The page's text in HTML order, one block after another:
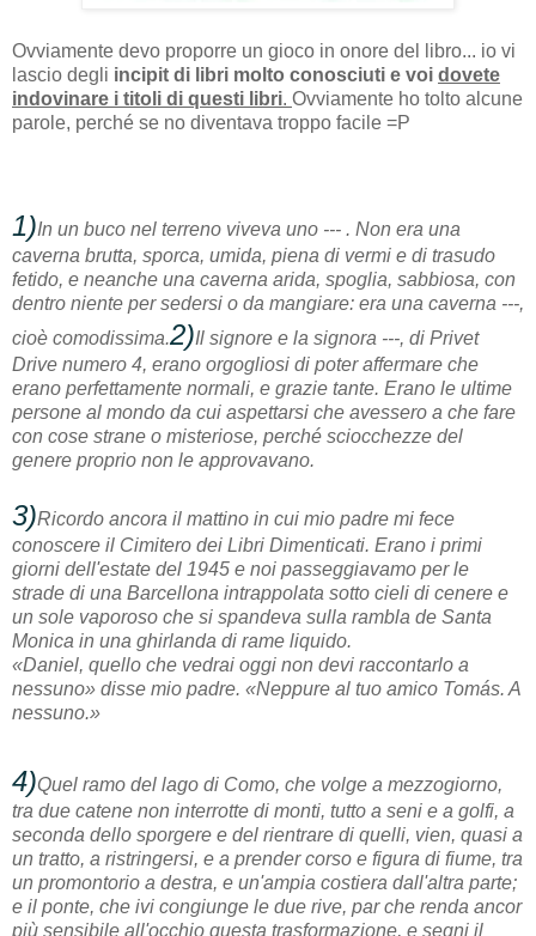
Ovviamente devo proporre un gioco in onore del libro... io vi
lascio degli incipit di libri molto conosciuti e voi dovete
indovinare i titoli di questi libri. Ovviamente ho tolto alcune
parole, perché se no diventava troppo facile =P
1)In un buco nel terreno viveva uno --- . Non era una
caverna brutta, sporca, umida, piena di vermi e di trasudo
fetido, e neanche una caverna arida, spoglia, sabbiosa, con
dentro niente per sedersi o da mangiare: era una caverna ---,
cioè comodissima.2)Il signore e la signora ---, di Privet
Drive numero 4, erano orgogliosi di poter affermare che
erano perfettamente normali, e grazie tante. Erano le ultime
persone al mondo da cui aspettarsi che avessero a che fare
con cose strane o misteriose, perché sciocchezze del
genere proprio non le approvavano.
3)Ricordo ancora il mattino in cui mio padre mi fece
conoscere il Cimitero dei Libri Dimenticati. Erano i primi
giorni dell'estate del 1945 e noi passeggiavamo per le
strade di una Barcellona intrappolata sotto cieli di cenere e
un sole vaporoso che si spandeva sulla rambla de Santa
Monica in una ghirlanda di rame liquido.
«Daniel, quello che vedrai oggi non devi raccontarlo a
nessuno» disse mio padre. «Neppure al tuo amico Tomás. A
nessuno.»
4)Quel ramo del lago di Como, che volge a mezzogiorno,
tra due catene non interrotte di monti, tutto a seni e a golfi, a
seconda dello sporgere e del rientrare di quelli, vien, quasi a
un tratto, a ristringersi, e a prender corso e figura di fiume, tra
un promontorio a destra, e un'ampia costiera dall'altra parte;
e il ponte, che ivi congiunge le due rive, par che renda ancor
più sensibile all'occhio questa trasformazione, e segni il